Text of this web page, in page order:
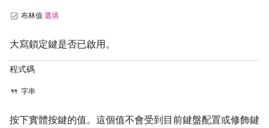
布林值 選填
大寫鎖定鍵是否已啟用。
程式碼
字串
按下實體按鍵的值。這個值不會受到目前鍵盤配置或修飾鍵